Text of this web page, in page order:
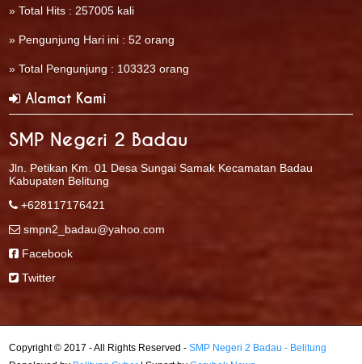
» Total Hits : 257005 kali
» Pengunjung Hari ini : 52 orang
» Total Pengunjung : 103323 orang
Alamat Kami
SMP Negeri 2 Badau
Jln. Petikan Km. 01 Desa Sungai Samak Kecamatan Badau
Kabupaten Belitung
+628117176421
smpn2_badau@yahoo.com
Facebook
Twitter
Copyright © 2017 - All Rights Reserved -SMP Negeri 2 Badau - Belitung